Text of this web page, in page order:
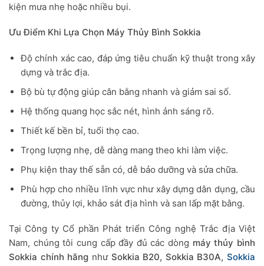
kiện mưa nhẹ hoặc nhiều bụi.
Ưu Điểm Khi Lựa Chọn Máy Thủy Bình Sokkia
Độ chính xác cao, đáp ứng tiêu chuẩn kỹ thuật trong xây
dựng và trắc địa.
Bộ bù tự động giúp cân bằng nhanh và giảm sai số.
Hệ thống quang học sắc nét, hình ảnh sáng rõ.
Thiết kế bền bỉ, tuổi thọ cao.
Trọng lượng nhẹ, dễ dàng mang theo khi làm việc.
Phụ kiện thay thế sẵn có, dễ bảo dưỡng và sửa chữa.
Phù hợp cho nhiều lĩnh vực như xây dựng dân dụng, cầu
đường, thủy lợi, khảo sát địa hình và san lấp mặt bằng.
Tại Công ty Cổ phần Phát triển Công nghệ Trắc địa Việt
Nam, chúng tôi cung cấp đầy đủ các dòng máy thủy bình
Sokkia chính hãng như Sokkia B20, Sokkia B30A, Sokkia